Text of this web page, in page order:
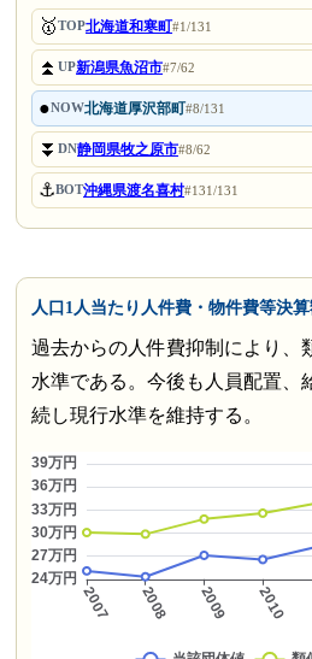
🥇TOP北海道和寒町#1/131
⏫UP新潟県魚沼市#7/62
●NOW北海道厚沢部町#8/131
⏬DN静岡県牧之原市#8/62
⚓BOT沖縄県渡名喜村#131/131
人口1人当たり人件費・物件費等決
過去からの人件費抑制により、
水準である。今後も人員配置、
続し現行水準を維持する。